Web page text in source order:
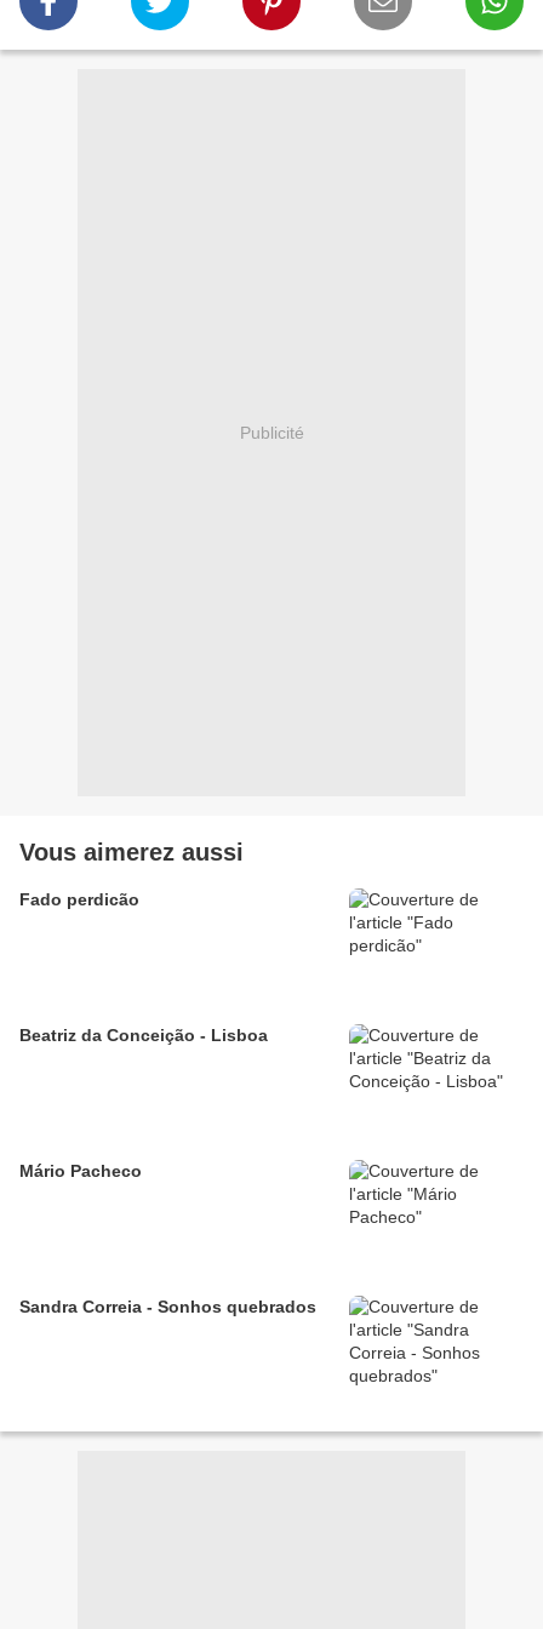
Publicité
Vous aimerez aussi
Fado perdicão
Beatriz da Conceição - Lisboa
Mário Pacheco
Sandra Correia - Sonhos quebrados